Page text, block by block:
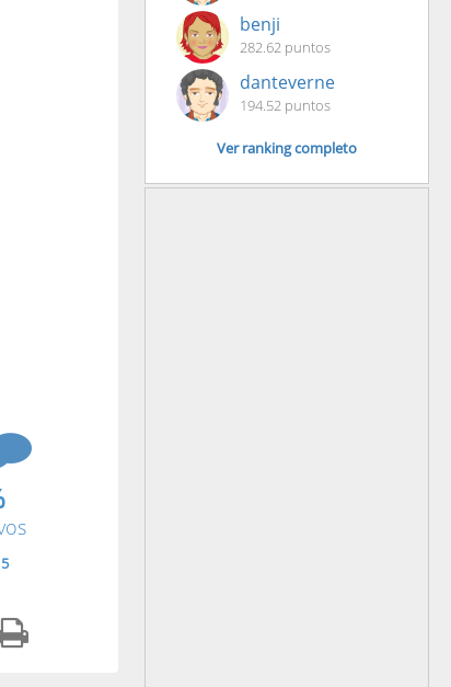
5
benji
282.62 puntos
danteverne
194.52 puntos
Ver ranking completo